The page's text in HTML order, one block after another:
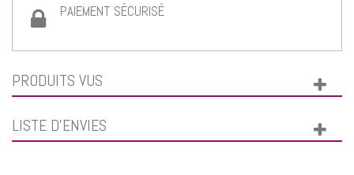
PAIEMENT SÉCURISÉ
PRODUITS VUS
LISTE D'ENVIES